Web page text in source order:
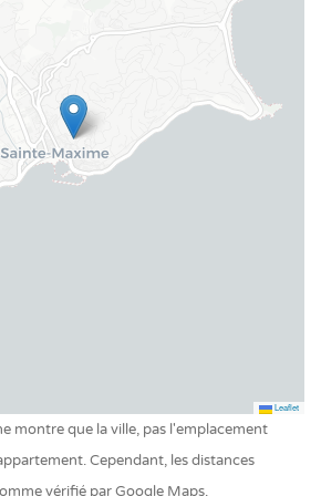
Leaflet
montre que la ville, pas l'emplacement
Cependant, les distances
vérifié par Google Maps.